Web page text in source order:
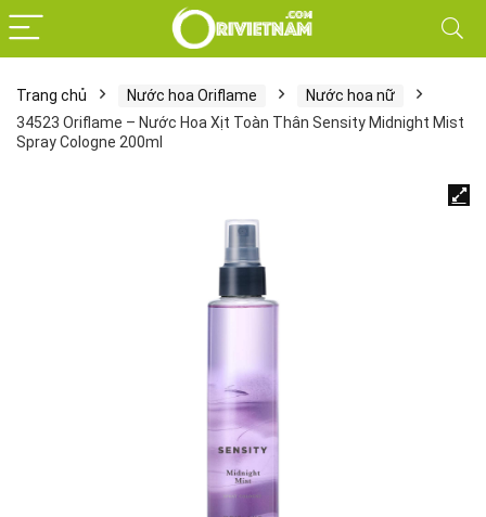
Trang chủ Nước hoa Oriflame
Nước hoa nữ
34523 Oriflame – Nước Hoa Xịt Toàn Thân Sensity Midnight Mist
Spray Cologne 200ml